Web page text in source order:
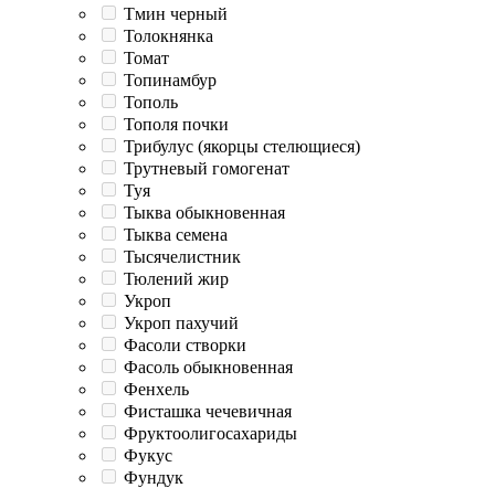
Тмин черный
Толокнянка
Томат
Топинамбур
Тополь
Тополя почки
Трибулус (якорцы стелющиеся)
Трутневый гомогенат
Туя
Тыква обыкновенная
Тыква семена
Тысячелистник
Тюлений жир
Укроп
Укроп пахучий
Фасоли створки
Фасоль обыкновенная
Фенхель
Фисташка чечевичная
Фруктоолигосахариды
Фукус
Фундук